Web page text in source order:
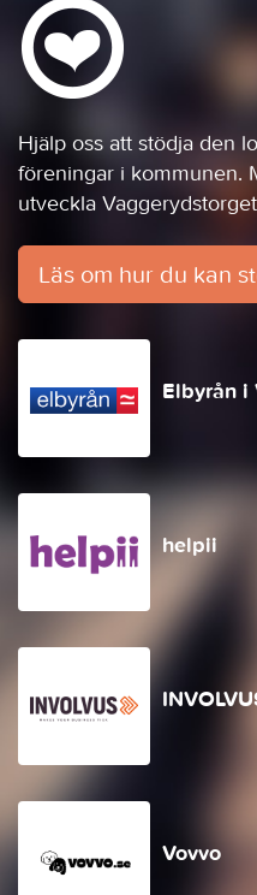
Hjälp oss att stödja den
föreningar i kommunen.
utveckla
Läs om hur du kan
Elbyrån i
helpii
Vovvo